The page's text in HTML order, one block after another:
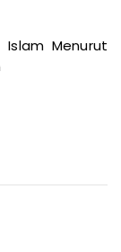
Islam Menurut